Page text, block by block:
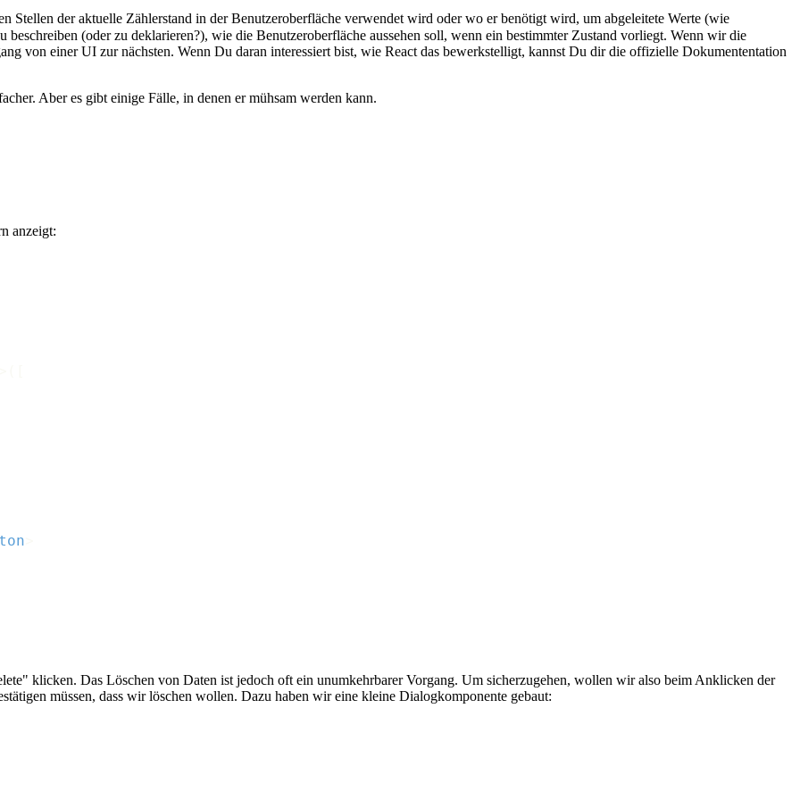
Stellen der aktuelle Zählerstand in der Benutzeroberfläche verwendet wird oder wo er benötigt wird, um abgeleitete Werte (wie
beschreiben (oder zu deklarieren?), wie die Benutzeroberfläche aussehen soll, wenn ein bestimmter Zustand vorliegt. Wenn wir die
von einer UI zur nächsten. Wenn Du daran interessiert bist, wie React das bewerkstelligt, kannst Du dir die offizielle Dokumententation
Aber es gibt einige Fälle, in denen er mühsam werden kann.
anzeigt:
klicken. Das Löschen von Daten ist jedoch oft ein unumkehrbarer Vorgang. Um sicherzugehen, wollen wir also beim Anklicken der
müssen, dass wir löschen wollen. Dazu haben wir eine kleine Dialogkomponente gebaut: